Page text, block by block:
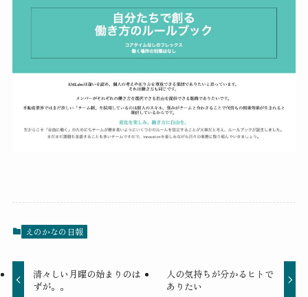
えのかなの日報
清々しい月曜の始まりのは
ずが。。
人の気持ちが分かるヒトで
ありたい